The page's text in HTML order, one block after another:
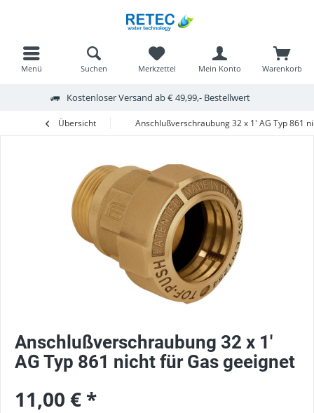
Kostenloser Versand ab € 49,99,- Bestellwert
Menü Warenkorb
Merkzettel Mein Konto
Suchen
Übersicht Anschlußverschraubung 32 x 1' AG Typ 861
Anschlußverschraubung 32 x 1'
AG Typ 861 nicht für Gas geeignet
11,00 € *